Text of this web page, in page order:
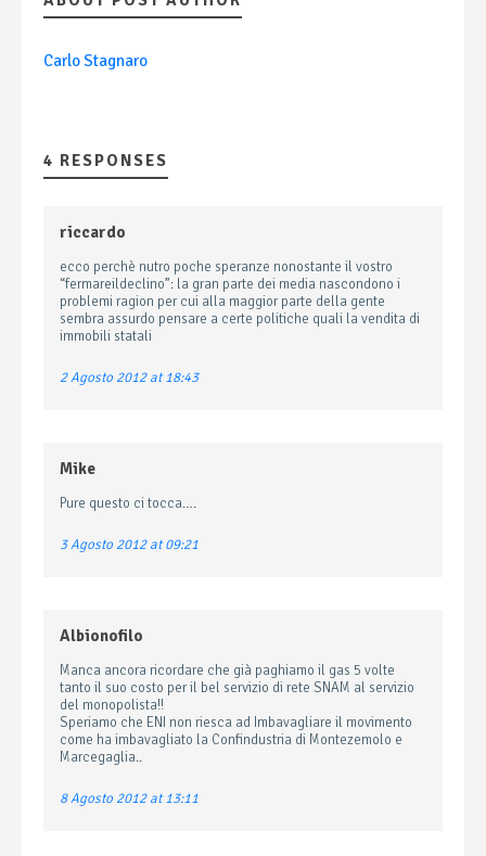
Carlo Stagnaro
4 RESPONSES
riccardo
ecco perchè nutro poche speranze nonostante il vostro
“fermareildeclino”: la gran parte dei media nascondono i
problemi ragion per cui alla maggior parte della gente
sembra assurdo pensare a certe politiche quali la vendita di
immobili statali
2 Agosto 2012 at 18:43
Mike
Pure questo ci tocca….
3 Agosto 2012 at 09:21
Albionofilo
Manca ancora ricordare che già paghiamo il gas 5 volte
tanto il suo costo per il bel servizio di rete SNAM al servizio
del monopolista!!
Speriamo che ENI non riesca ad Imbavagliare il movimento
come ha imbavagliato la Confindustria di Montezemolo e
Marcegaglia..
8 Agosto 2012 at 13:11